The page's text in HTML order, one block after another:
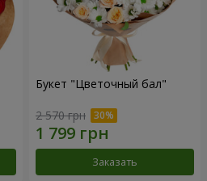
Букет "Цветочный бал"
2 570 грн
Заказать